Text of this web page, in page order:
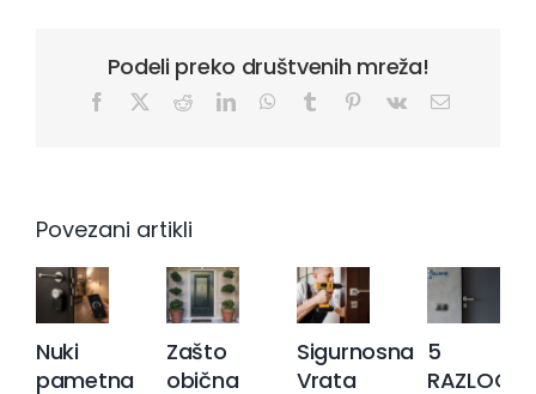
Podeli preko društvenih mreža!
Facebook RedditLinkedInWhatsApp
Tumblr Pinterest
Vk Email
Povezani artikli
Nuki
pametna
Zašto
obična
Sigurnosna
Vrata
5
RAZLOGA